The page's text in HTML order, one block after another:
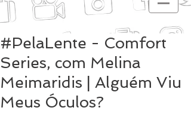
#PelaLente - Comfort
Series, com Melina
Meimaridis | Alguém Viu
Meus Óculos?